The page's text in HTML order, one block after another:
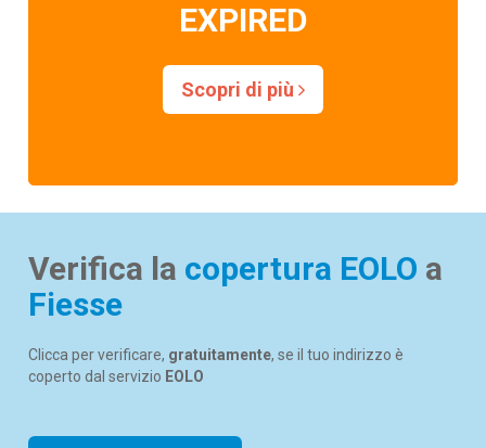
EXPIRED
Scopri di più
Verifica la copertura EOLO a
Fiesse
Clicca per verificare, gratuitamente, se il tuo indirizzo è
coperto dal servizio EOLO